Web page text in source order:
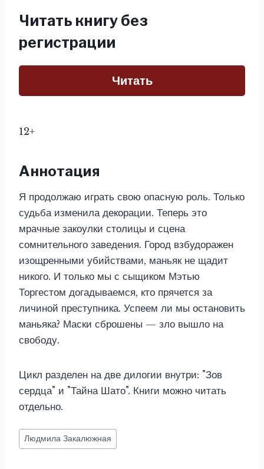
Читать книгу без
регистрации
Читать
12+
Аннотация
Я продолжаю играть свою опасную роль. Только
судьба изменила декорации. Теперь это
мрачные закоулки столицы и сцена
сомнительного заведения. Город взбудоражен
изощренными убийствами, маньяк не щадит
никого. И только мы с сыщиком Мэтью
Торгестом догадываемся, кто прячется за
личиной преступника. Успеем ли мы остановить
маньяка? Маски сброшены — зло вышло на
свободу.
Цикл разделен на две дилогии внутри: "Зов
сердца" и "Тайна Шато". Книги можно читать
отдельно.
Метки
записи:
Людмила Закалюжная